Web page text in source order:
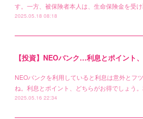
す。一方、被保険者本人は、生命保険金を受
2025.05.18 08:18
【投資】NEOバンク…利息とポイント
NEOバンクを利用していると利息は意外とフ
ね。利息とポイント、どちらがお得でしょう
2025.05.16 22:34